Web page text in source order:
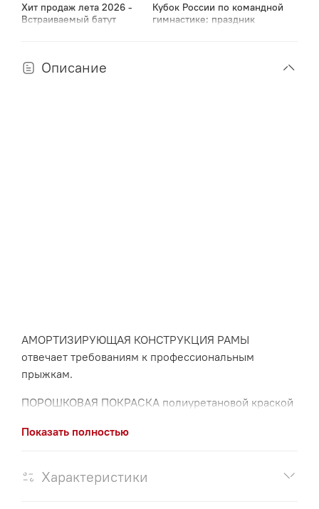
Хит продаж лета 2026 -
Встраиваемый батут
Кубок России по командной
гимнастике: праздник
Описание
АМОРТИЗИРУЮЩАЯ КОНСТРУКЦИЯ РАМЫ
отвечает требованиям к профессиональным
прыжкам.
ПОРОШКОВАЯ ПОКРАСКА полиуретановой краской
навеса.
Показать полностью
Характеристики